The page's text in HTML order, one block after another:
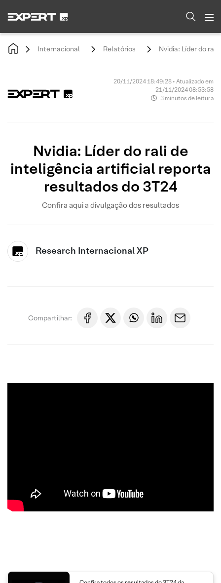
Internacional Relatórios Nvidia: Líder do
20/11/2024 18:49:28 • Atualizado em
21/11/2024 08:53:58
3 minutos de leitura
Nvidia: Líder do rali de
inteligência artificial reporta
resultados do 3T24
Confira aqui a divulgação dos resultados
Research Internacional XP
Compartilhar: